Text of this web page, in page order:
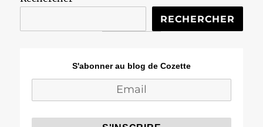
RECHERCHER
S'abonner au blog de Cozette